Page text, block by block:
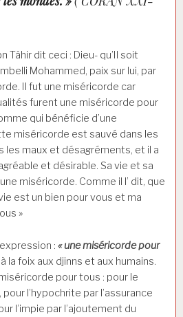
Tâhir dit ceci : Dieu- qu’Il soit
Mohammed, paix sur lui, par
Il fut une miséricorde car
furent une miséricorde pour
qui bénéficie d’une
miséricorde est sauvé dans les
les maux et désagréments, et il a
et désirable. Sa vie et sa
miséricorde. Comme il l’ dit, que
est un bien pour vous et ma
»
: « une miséricorde pour
la foix aux djinns et aux humains.
pour tous : pour le
l’hypochrite par l’assurance
l’impie par l’ajoutement du